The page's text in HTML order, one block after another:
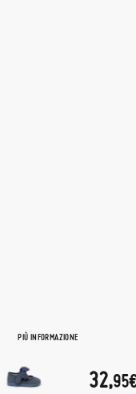
PIÙ INFORMAZIONE
32,95€